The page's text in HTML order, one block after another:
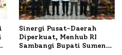
Sinergi Pusat-Daerah
Diperkuat, Menhub RI
Sambangi Bupati Sumenep